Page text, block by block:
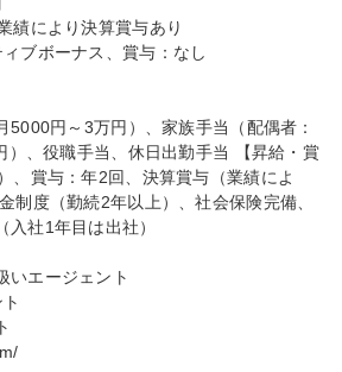
績により決算賞与あり
ブボーナス、賞与：なし
5000円～3万円）、家族手当（配偶者：
）、役職手当、休日出勤手当 【昇給・賞
、賞与：年2回、決算賞与（業績によ
制度（勤続2年以上）、社会保険完備、
入社1年目は出社）
いエージェント